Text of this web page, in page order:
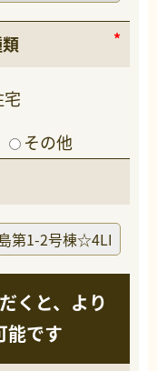
その他
くと、より
能です